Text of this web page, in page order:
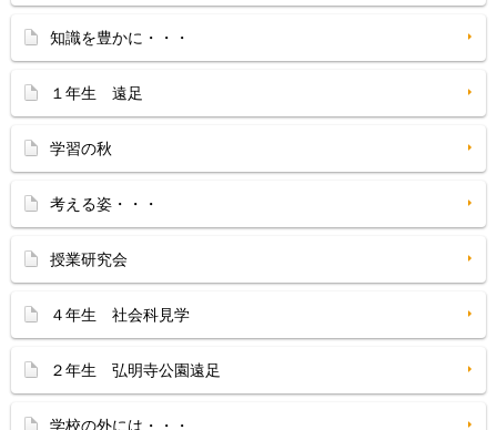
知識を豊かに・・・
１年生 遠足
学習の秋
考える姿・・・
授業研究会
４年生 社会科見学
２年生 弘明寺公園遠足
学校の外には・・・